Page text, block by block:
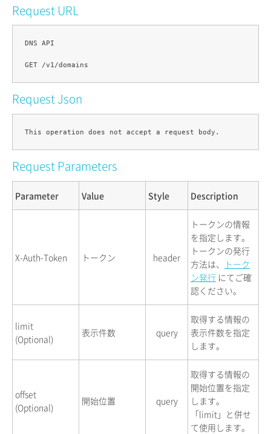
サポート
Request URL
DNS API
Request Json
Request Parameters
Parameter Value Style Description
X-Auth-Token トークン header
トークンの情報
を指定します。
トークンの発行
方法は、
トーク
ン発行 にてご確
認ください。
limit
(Optional)
表示件数 query
取得する情報の
表示件数を指定
します。
offset
(Optional)
開始位置 query
取得する情報の
開始位置を指定
します。
「limit」と併せ
て使用します。